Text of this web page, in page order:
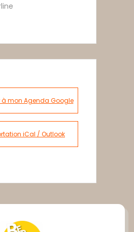
à mon Agenda Google
iCal / Outlook